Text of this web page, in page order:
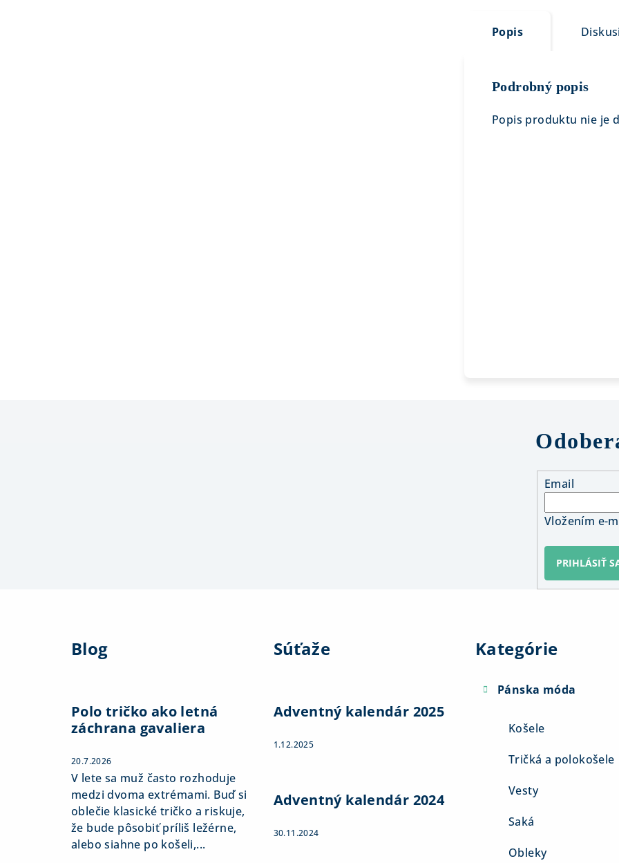
Popis
Podrobný popis
Popis produktu nie je
Email
Vložením e-
PRIHLÁSIŤ
Blog
Polo tričko ako letná
záchrana gavaliera
20.7.2026
V lete sa muž často rozhoduje
medzi dvoma extrémami. Buď si
oblečie klasické tričko a riskuje,
že bude pôsobiť príliš ležérne,
alebo siahne po košeli,...
Súťaže
Adventný kalendár 2025
1.12.2025
Adventný kalendár 2024
30.11.2024
Kategórie
Pánska móda
Košele
Tričká a polokošele
Vesty
Saká
Obleky